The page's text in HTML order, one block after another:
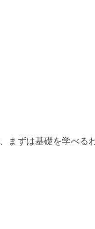
まずは基礎を学べる